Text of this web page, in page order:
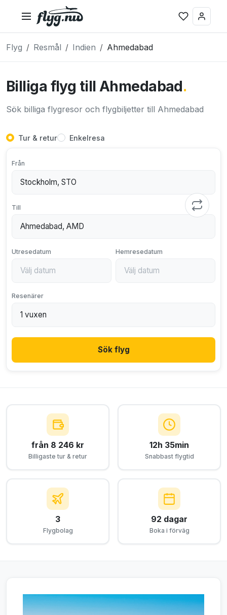
Flyg Resmål Indien Ahmedabad
Billiga flyg till Ahmedabad.
Sök billiga flygresor och flygbiljetter till Ahmedabad
Tur & retur Enkelresa
Från
Till
Utresedatum Hemresedatum
Resenärer
Sök flyg
från 8 246 kr
Billigaste tur & retur
12h 35min
Snabbast flygtid
3
Flygbolag
92 dagar
Boka i förväg